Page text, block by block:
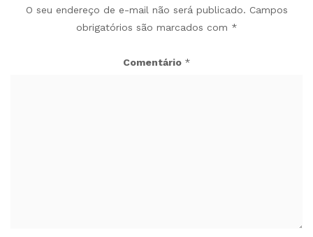
O seu endereço de e-mail não será publicado. Campos
obrigatórios são marcados com *
Comentário *